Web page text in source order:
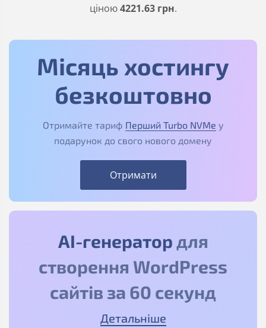
ціною4221.63грн.
Місяць хостингу
безкоштовно
Отримайте тариф Перший Turbo NVMe у
подарунок до свого нового домену
Отримати
АІ-генератордля
створення WordPress
сайтів за 60 секунд
Детальніше